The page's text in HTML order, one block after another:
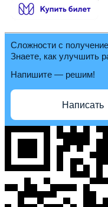
Сложности с
Знаете, как улучшить
Напишите — решим!
Написать